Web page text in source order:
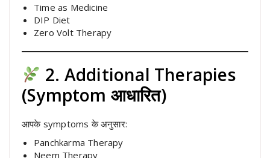
Time as Medicine
DIP Diet
Zero Volt Therapy
2. Additional Therapies
(Symptom आधारित)
आपके symptoms के अनुसार:
Panchkarma Therapy
Neem Therapy